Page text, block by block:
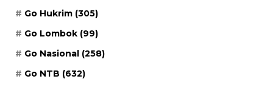
Go Hukrim (305)
Go Lombok (99)
Go Nasional (258)
Go NTB (632)